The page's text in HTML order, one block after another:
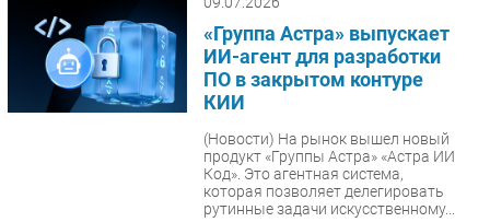
«Группа Астра» выпускает
ИИ-агент для разработки
ПО в закрытом контуре
КИИ
(Новости) На рынок вышел новый
продукт «Группы Астра» «Астра ИИ
Код». Это агентная система,
которая позволяет делегировать
рутинные задачи искусственному...